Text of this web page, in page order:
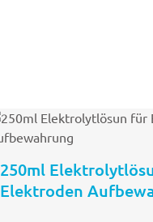
250ml
Elektroden